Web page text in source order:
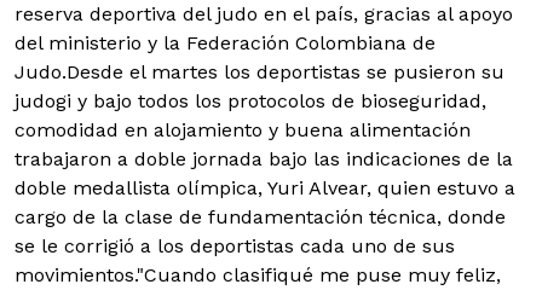
reserva deportiva del judo en el país, gracias al apoyo
del ministerio y la Federación Colombiana de
Judo.Desde el martes los deportistas se pusieron su
judogi y bajo todos los protocolos de bioseguridad,
comodidad en alojamiento y buena alimentación
trabajaron a doble jornada bajo las indicaciones de la
doble medallista olímpica, Yuri Alvear, quien estuvo a
cargo de la clase de fundamentación técnica, donde
se le corrigió a los deportistas cada uno de sus
movimientos."Cuando clasifiqué me puse muy feliz,